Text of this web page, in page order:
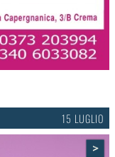
15 LUGLIO
>